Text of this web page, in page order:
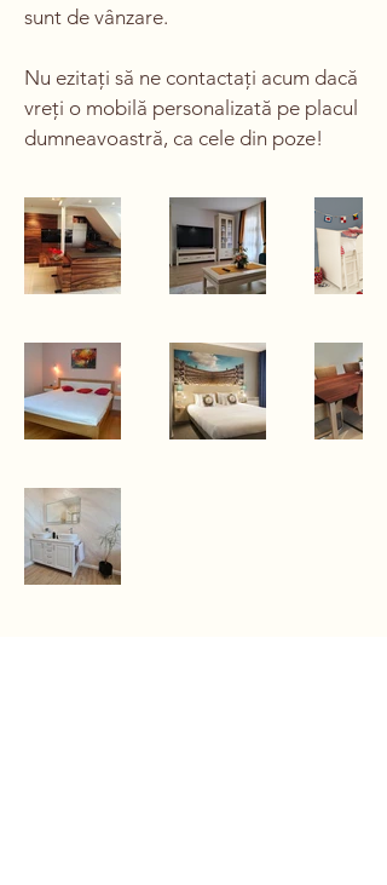
sunt de vânzare.
Nu ezitați să ne contactați acum dacă
vreți o mobilă personalizată pe placul
dumneavoastră, ca cele din poze!